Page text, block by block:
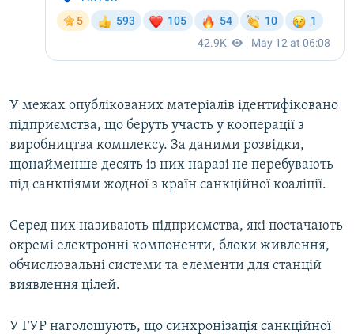
У межах опублікованих матеріалів ідентифіковано
підприємства, що беруть участь у кооперації з
виробництва комплексу. За даними розвідки,
щонайменше десять із них наразі не перебувають
під санкціями жодної з країн санкційної коаліції.
Серед них називають підприємства, які постачають
окремі електронні компоненти, блоки живлення,
обчислювальні системи та елементи для станцій
виявлення цілей.
У ГУР наголошують, що синхронізація санкційної